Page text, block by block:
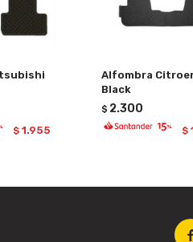
$ 1.955
Alfombra
Black
$ 2.300
$
